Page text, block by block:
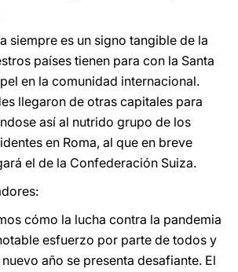
siempre es un signo tangible de la
países tienen para con la Santa
en la comunidad internacional.
llegaron de otras capitales para
así al nutrido grupo de los
en Roma, al que en breve
el de la Confederación Suiza.
cómo la lucha contra la pandemia
esfuerzo por parte de todos y
año se presenta desafiante. El